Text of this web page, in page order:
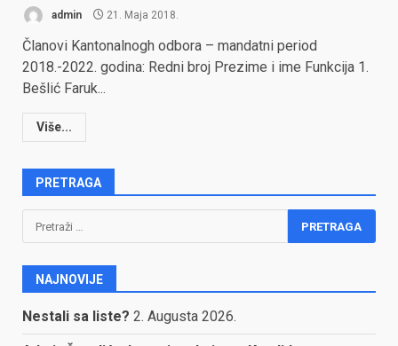
admin 21. Maja 2018.
Članovi Kantonalnogh odbora – mandatni period
2018.-2022. godina: Redni broj Prezime i ime Funkcija 1.
Bešlić Faruk...
Više...
PRETRAGA
Pretraga:
NAJNOVIJE
Nestali sa liste? 2. Augusta 2026.